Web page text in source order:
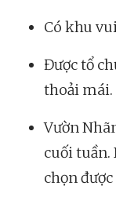
Có khu
Được tổ
thoải mái.
Vườn
cuối tuần.
chọn